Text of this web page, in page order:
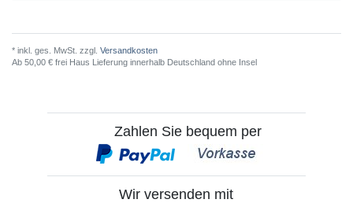
* inkl. ges. MwSt. zzgl. Versandkosten
Ab 50,00 € frei Haus Lieferung innerhalb Deutschland ohne Insel
Zahlen Sie bequem per
Wir versenden mit